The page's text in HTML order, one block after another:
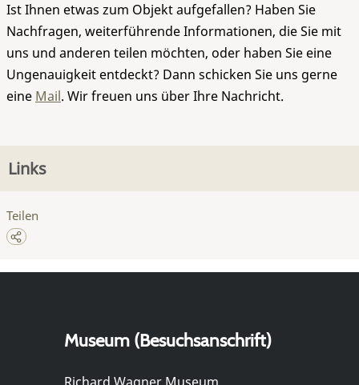
Ist Ihnen etwas zum Objekt aufgefallen? Haben Sie
Nachfragen, weiterführende Informationen, die Sie mit
uns und anderen teilen möchten, oder haben Sie eine
Ungenauigkeit entdeckt? Dann schicken Sie uns gerne
eine Mail. Wir freuen uns über Ihre Nachricht.
Links
Teilen
Museum (Besuchsanschrift)